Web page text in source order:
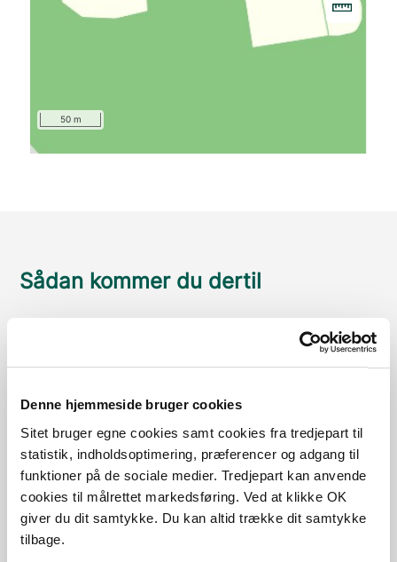
Denne hjemmeside bruger cookies
Sitet bruger egne cookies samt cookies fra tredjepart til
statistik, indholdsoptimering, præferencer og adgang til
funktioner på de sociale medier. Tredjepart kan anvende
cookies til målrettet markedsføring. Ved at klikke OK
giver du dit samtykke. Du kan altid trække dit samtykke
tilbage.
50 m
Sådan kommer du dertil
Google Maps
Parkeringsplads ved Ole Rømer Observatoriet
Læs mere